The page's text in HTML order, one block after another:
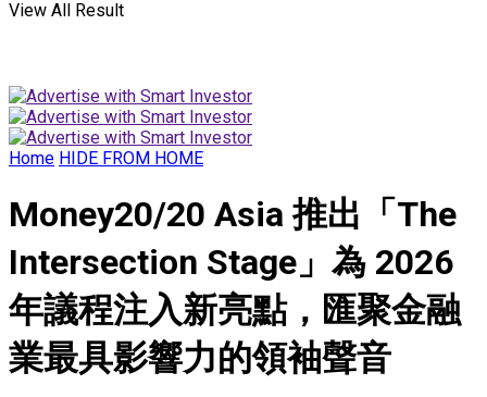
View All Result
Home HIDE FROM HOME
Money20/20 Asia 推出「The
Intersection Stage」為 2026
年議程注入新亮點，匯聚金融
業最具影響力的領袖聲音